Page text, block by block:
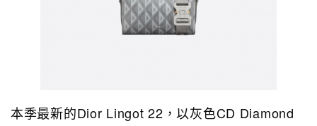
本季最新的Dior Lingot 22，以灰色CD Diamond